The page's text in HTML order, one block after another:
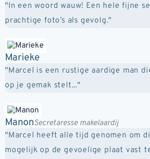
"In een woord wauw! Een hele fijne
prachtige foto’s als gevolg."
Marieke
"Marcel is een rustige aardige man
op je gemak stelt..."
ManonSecretaresse makelaardij
"Marcel heeft alle tijd genomen om
mogelijk op de gevoelige plaat vast